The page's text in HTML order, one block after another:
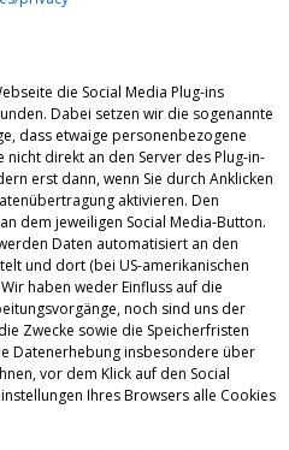
die Social Media Plug-ins
Dabei setzen wir die sogenannte
dass etwaige personenbezogene
direkt an den Server des Plug-in-
erst dann, wenn Sie durch Anklicken
aktivieren. Den
dem jeweiligen Social Media-Button.
Daten automatisiert an den
und dort (bei US-amerikanischen
haben weder Einfluss auf die
noch sind uns der
Zwecke sowie die Speicherfristen
Datenerhebung insbesondere über
vor dem Klick auf den Social
Ihres Browsers alle Cookies